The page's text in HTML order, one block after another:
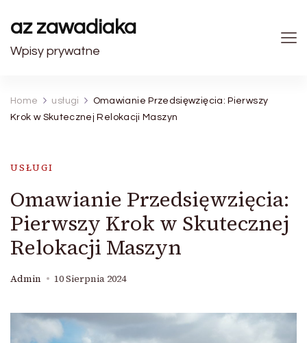
az zawadiaka
Wpisy prywatne
Home usługi
Omawianie Przedsięwzięcia: Pierwszy
Krok w Skutecznej Relokacji Maszyn
USŁUGI
Omawianie Przedsięwzięcia:
Pierwszy Krok w Skutecznej
Relokacji Maszyn
Admin 10 Sierpnia 2024